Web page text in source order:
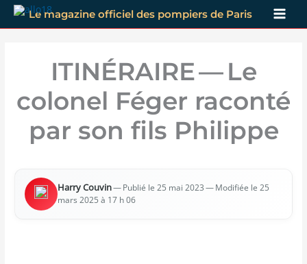
Aller
au
Le magazine officiel des pompiers de Paris
ITINÉRAIRE — Le
colonel Féger raconté
par son fils Philippe
Har­ry Cou­vin— Publié le 25 mai 2023 — Modi­fiée le 25
mars 2025 à 17 h 06